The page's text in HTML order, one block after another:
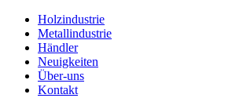
Holzindustrie
Metallindustrie
Händler
Neuigkeiten
Über-uns
Kontakt